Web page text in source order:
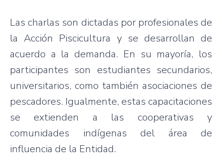
Las charlas son dictadas por profesionales de
la Acción Piscicultura y se desarrollan de
acuerdo a la demanda. En su mayoría, los
participantes son estudiantes secundarios,
universitarios, como también asociaciones de
pescadores. Igualmente, estas capacitaciones
se extienden a las cooperativas y
comunidades indígenas del área de
influencia de la Entidad.